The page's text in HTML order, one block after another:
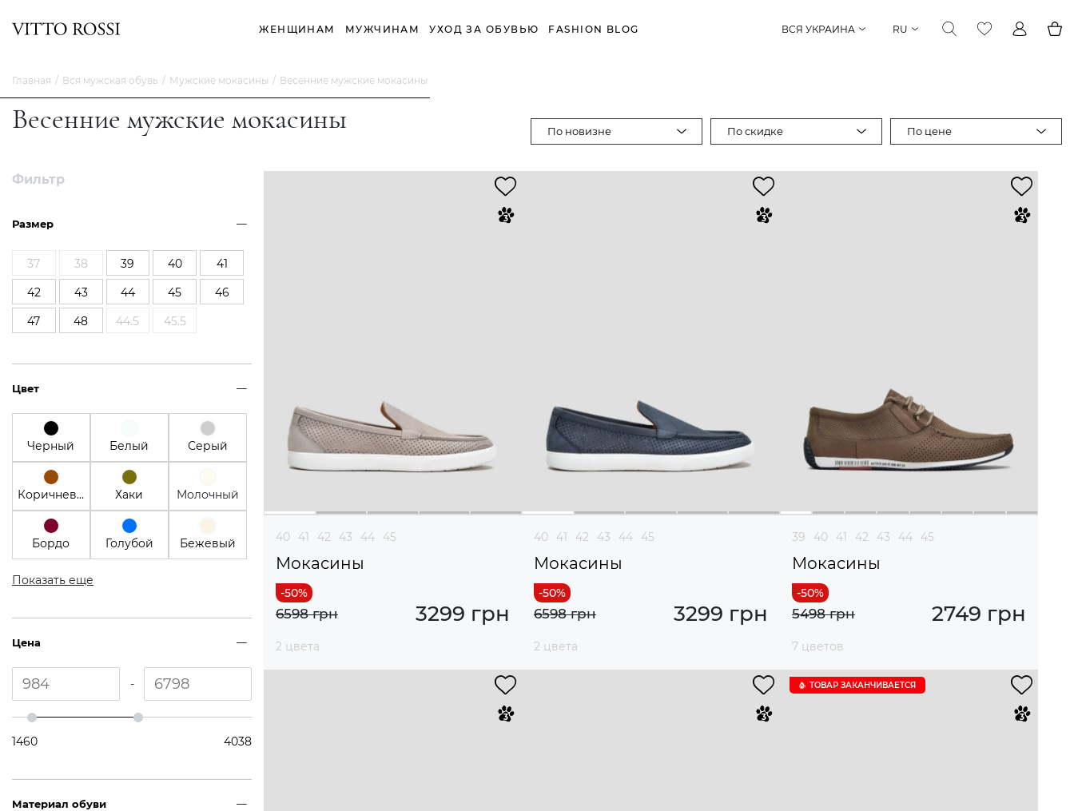
ЖЕНЩИНАМ МУЖЧИНАМ УХОД ЗА ОБУВЬЮ FASHION BLOG ВСЯ УКРАИНА RU
Главная Вся мужская обувь Мужские мокасины Весенние мужские мокасины
Весенние мужские мокасины По новизне По скидке По цене
Фильтр
Размер
37 38 39 40
41
42
43 44 45
46
47
48 44.5 45.5
Цвет
Черный Белый Серый
Коричневый Хаки Молочный
Бордо Голубой Бежевый
Показать еще
Цена
-
1460 4038
Материал обуви
40 41 42 43 44 45
Мокасины
3299 грн
6598 грн
2 цвета
40 41 42 43 44 45
Мокасины
3299 грн
6598 грн
2 цвета
39 40 41 42 43 44 45
Мокасины
2749 грн
5498 грн
7 цветов
ТОВАР ЗАКАНЧИВАЕТСЯ